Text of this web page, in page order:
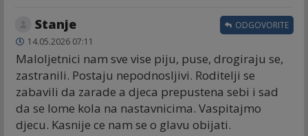
Stanje
14.05.2026 07:11
Maloljetnici nam sve vise piju, puse, drogiraju se,
zastranili. Postaju nepodnosljivi. Roditelji se
zabavili da zarade a djeca prepustena sebi i sad
da se lome kola na nastavnicima. Vaspitajmo
djecu. Kasnije ce nam se o glavu obijati.
ODGOVORITE